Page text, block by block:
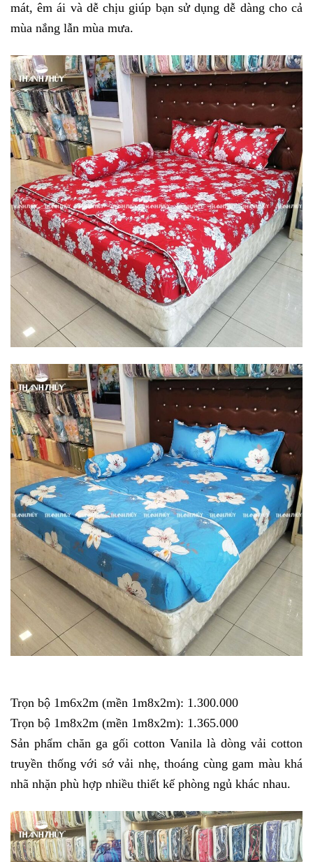
mát, êm ái và dễ chịu giúp bạn sử dụng dễ dàng cho cả
mùa nắng lẫn mùa mưa.
Trọn bộ 1m6x2m (mền 1m8x2m): 1.300.000
Trọn bộ 1m8x2m (mền 1m8x2m): 1.365.000
Sản phẩm chăn ga gối cotton Vanila là dòng vải cotton
truyền thống với sớ vải nhẹ, thoáng cùng gam màu khá
nhã nhặn phù hợp nhiều thiết kế phòng ngủ khác nhau.